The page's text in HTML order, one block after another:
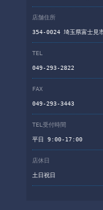
店舗住所
354-0024 埼玉県富士見
TEL
049-293-2822
FAX
049-293-3443
TEL受付時間
平日 9:00-17:00
店休日
土日祝日